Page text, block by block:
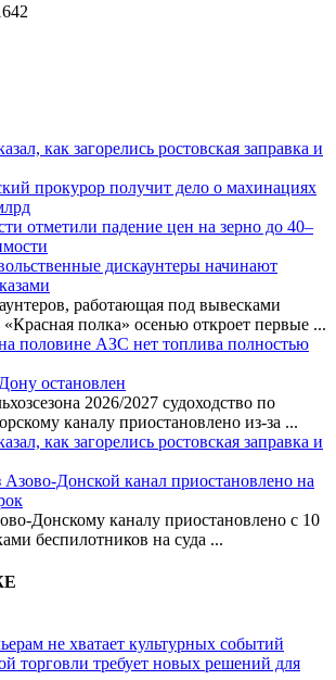
как загорелись ростовская заправка и
прокурор получит дело о махинациях
отметили падение цен на зерно до 40–
дискаунтеры начинают
работающая под вывесками
полка» осенью откроет первые ...
половине АЗС нет топлива полностью
остановлен
2026/2027 судоходство по
каналу приостановлено из-за ...
как загорелись ростовская заправка и
Азово-Донской канал приостановлено на
Донскому каналу приостановлено с 10
беспилотников на суда ...
торговли требует новых решений для